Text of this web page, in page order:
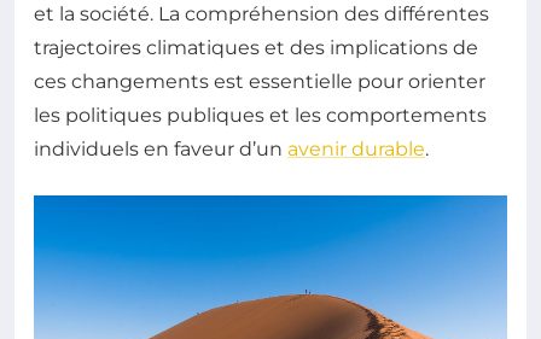
et la société. La compréhension des différentes
trajectoires climatiques et des implications de
ces changements est essentielle pour orienter
les politiques publiques et les comportements
individuels en faveur d’un avenir durable.